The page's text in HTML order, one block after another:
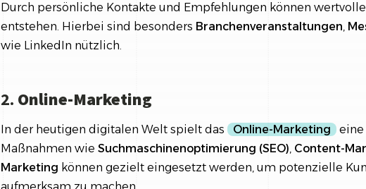
Durch persönliche Kontakte und Empfehlungen können
entstehen. Hierbei sind besonders Branchenveranstaltungen,
wie LinkedIn nützlich.
2. Online-Marketing
In der heutigen digitalen Welt spielt das Online-Marketing eine
Maßnahmen wie Suchmaschinenoptimierung (SEO), Content-
Marketing können gezielt eingesetzt werden, um potenzielle